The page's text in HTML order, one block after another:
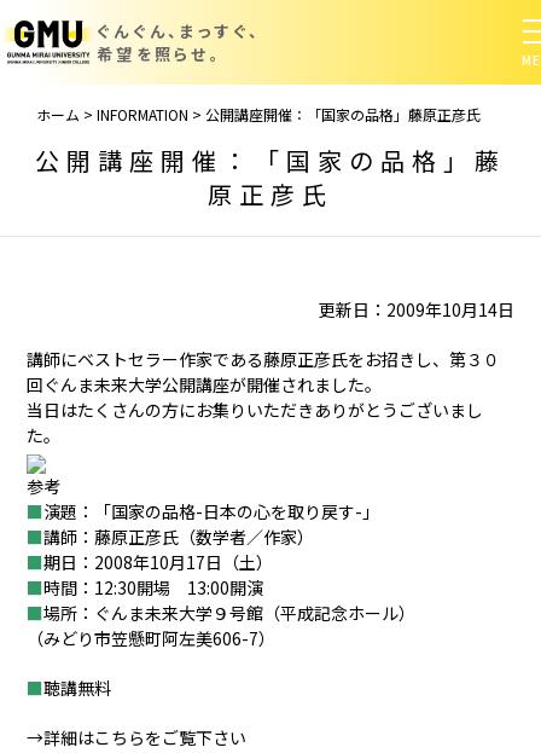
ぐんぐん、まっすぐ、
希望を照らせ。
ホーム > INFORMATION > 公開講座開催：「国家の品格」藤原正彦氏
公開講座開催：「国家の品格」藤
原正彦氏
更新日：2009年10月14日
講師にベストセラー作家である藤原正彦氏をお招きし、第３０
回ぐんま未来大学公開講座が開催されました。
当日はたくさんの方にお集りいただきありがとうございまし
た。
参考
■演題：「国家の品格-日本の心を取り戻す-」
■講師：藤原正彦氏（数学者／作家）
■期日：2008年10月17日（土）
■時間：12:30開場 13:00開演
■場所：ぐんま未来大学９号館（平成記念ホール）
（みどり市笠懸町阿左美606-7）
■聴講無料
→詳細はこちらをご覧下さい